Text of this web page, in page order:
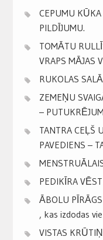
CEPUMU
PILDĪJUMU.
TOMĀTU
VRAPS MĀJAS
RUKOLAS
ZEMEŅU
–
TANTRA CEĻŠ
PAVEDIENS –
PEDIKĪRA
ĀBOLU
, kas izdodas
VISTAS